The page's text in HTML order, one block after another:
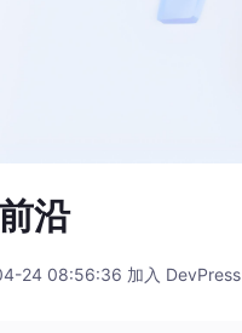
沿
24 08:56:36 加入 DevPress